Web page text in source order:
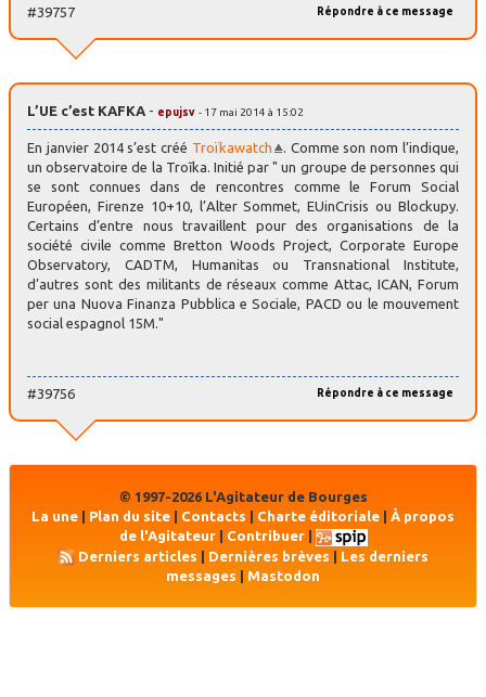
Répondre à ce message
#39757
L’UE c’est KAFKA - epujsv - 17 mai 2014 à 15:02
En janvier 2014 s’est créé Troïkawatch
. Comme son nom l’indique,
un observatoire de la Troĩka. Initié par " un groupe de personnes qui
se sont connues dans de rencontres comme le Forum Social
Européen, Firenze 10+10, l’Alter Sommet, EUinCrisis ou Blockupy.
Certains d’entre nous travaillent pour des organisations de la
société civile comme Bretton Woods Project, Corporate Europe
Observatory, CADTM, Humanitas ou Transnational Institute,
d’autres sont des militants de réseaux comme Attac, ICAN, Forum
per una Nuova Finanza Pubblica e Sociale, PACD ou le mouvement
social espagnol 15M."
Répondre à ce message
#39756
© 1997-2026 L'Agitateur de Bourges
La une
Plan du site Contacts Charte éditoriale
À propos
de l'Agitateur| Contribuer|
Derniers articles | Dernières brèves | Les derniers
messages
Mastodon